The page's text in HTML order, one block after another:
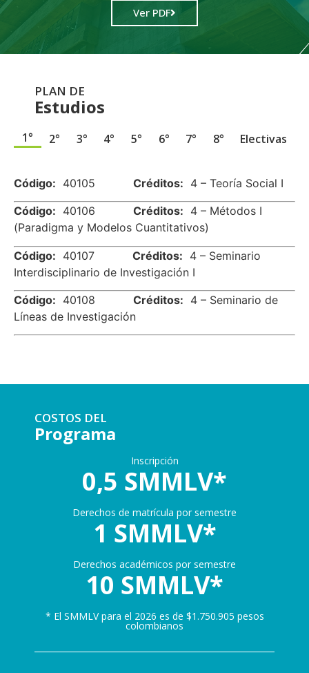
Ver PDF
PLAN DE
Estudios
1° 2° 3° 4° 5° 6° 7° 8° Electivas
Código: 40105 Créditos: 4 – Teoría Social I
Código: 40106 Créditos: 4 – Métodos I
(Paradigma y Modelos Cuantitativos)
Código: 40107 Créditos: 4 – Seminario
Interdisciplinario de Investigación I
Código: 40108 Créditos: 4 – Seminario de
Líneas de Investigación
COSTOS DEL
Programa
Inscripción
0,5 SMMLV*
Derechos de matrícula por semestre
1 SMMLV*
Derechos académicos por semestre
10 SMMLV*
* El SMMLV para el 2026 es de $1.750.905 pesos
colombianos